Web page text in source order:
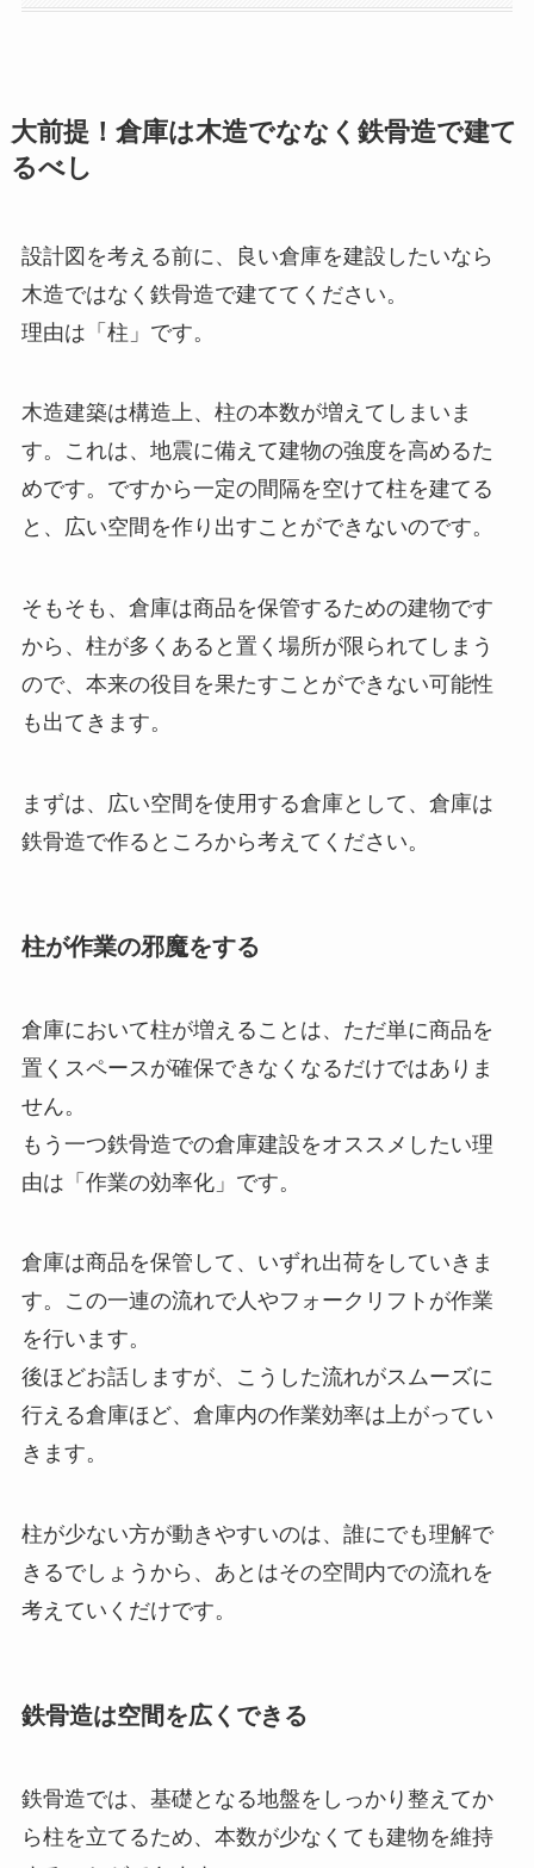
大前提！倉庫は木造でななく鉄骨造で建て
るべし
設計図を考える前に、良い倉庫を建設したいなら
木造ではなく鉄骨造で建ててください。
理由は「柱」です。
木造建築は構造上、柱の本数が増えてしまいま
す。これは、地震に備えて建物の強度を高めるた
めです。ですから一定の間隔を空けて柱を建てる
と、広い空間を作り出すことができないのです。
そもそも、倉庫は商品を保管するための建物です
から、柱が多くあると置く場所が限られてしまう
ので、本来の役目を果たすことができない可能性
も出てきます。
まずは、広い空間を使用する倉庫として、倉庫は
鉄骨造で作るところから考えてください。
柱が作業の邪魔をする
倉庫において柱が増えることは、ただ単に商品を
置くスペースが確保できなくなるだけではありま
せん。
もう一つ鉄骨造での倉庫建設をオススメしたい理
由は「作業の効率化」です。
倉庫は商品を保管して、いずれ出荷をしていきま
す。この一連の流れで人やフォークリフトが作業
を行います。
後ほどお話しますが、こうした流れがスムーズに
行える倉庫ほど、倉庫内の作業効率は上がってい
きます。
柱が少ない方が動きやすいのは、誰にでも理解で
きるでしょうから、あとはその空間内での流れを
考えていくだけです。
鉄骨造は空間を広くできる
鉄骨造では、基礎となる地盤をしっかり整えてか
ら柱を立てるため、本数が少なくても建物を維持